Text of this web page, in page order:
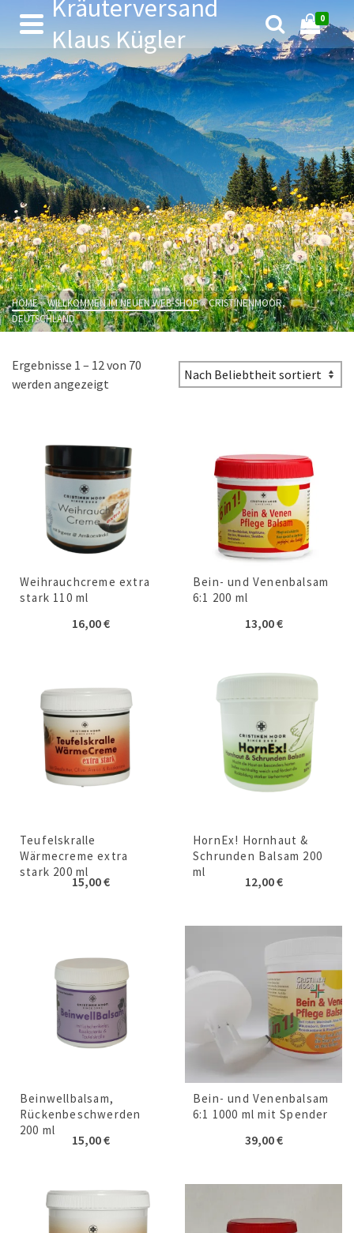
Kräuterversand
Klaus Kügler
0
HOME»WILLKOMMEN IM NEUEN WEB-SHOP»CRISTINENMOOR,
DEUTSCHLAND
Ergebnisse 1 – 12 von 70
werden angezeigt
Weihrauchcreme extra
stark 110 ml
16,00€
Bein- und Venenbalsam
6:1 200 ml
13,00€
Teufelskralle
Wärmecreme extra
stark 200 ml
15,00€
HornEx! Hornhaut &
Schrunden Balsam 200
ml
12,00€
Beinwellbalsam,
Rückenbeschwerden
200 ml
15,00€
Bein- und Venenbalsam
6:1 1000 ml mit Spender
39,00€